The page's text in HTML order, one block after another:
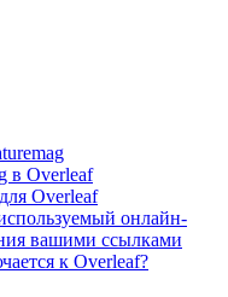
в Overleaf
Overleaf
онлайн-
вашими ссылками
к Overleaf?